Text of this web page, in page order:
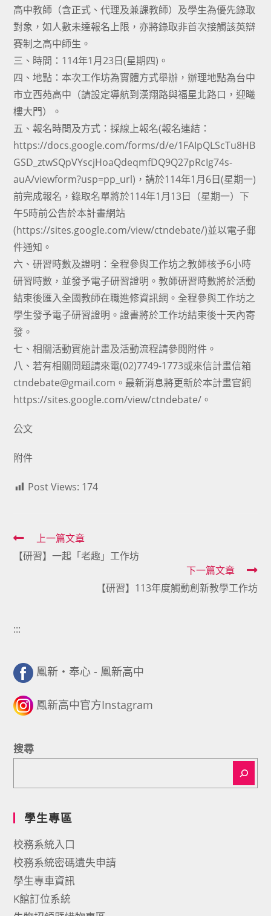
高中教師（含正式、代理及兼課教師）及學生為優先錄取
對象，如人數未達報名上限，亦將錄取非首次接觸該英辯
賽制之高中師生。
三、時間：114年1月23日(星期四)。
四、地點：本次工作坊為實體方式舉辦，辦理地點為台中
市立西苑高中（請設定導航到漢翔路與福星北路口，迎曦
樓大門）。
五、報名時間及方式：採線上報名(報名連結：
https://docs.google.com/forms/d/e/1FAIpQLScTu8HB
GSD_ztwSQpVYscjHoaQdeqmfDQ9Q27pRcIg74s-
auA/viewform?usp=pp_url)，請於114年1月6日(星期一)
前完成報名，錄取名單將於114年1月13日（星期一）下
午5時前公告於本計畫網站
(https://sites.google.com/view/ctndebate/)並以電子郵
件通知。
六、研習時數及證明：全程參與工作坊之教師核予6小時
研習時數，並發予電子研習證明。教師研習時數將於活動
結束後匯入全國教師在職進修資訊網。全程參與工作坊之
學生發予電子研習證明。證書將於工作坊結束後十天內寄
發。
七、相關活動實施計畫及活動流程請參閱附件。
八、若有相關問題請來電(02)7749-1773或來信計畫信箱
ctndebate@gmail.com。最新消息將更新於本計畫官網
https://sites.google.com/view/ctndebate/。
公文
附件
Post Views: 174
Read
more
上一篇文章
【研習】一起「老趣」工作坊
下一篇文章
【研習】113年度觸動創新教學工作坊
:::
鳳新・奉心 - 鳳新高中
鳳新高中官方Instagram
搜尋
學生專區
校務系統入口
校務系統密碼遺失申請
學生專車資訊
K館訂位系統